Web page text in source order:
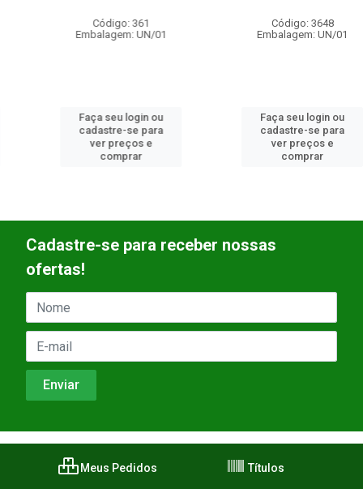
Código: 361
Embalagem: UN/01
Faça seu login ou
cadastre-se para
ver preços e
comprar
Código: 3648
Embalagem: UN/01
Faça seu login ou
cadastre-se para
ver preços e
comprar
Cadastre-se para receber nossas
ofertas!
Meus Pedidos Títulos